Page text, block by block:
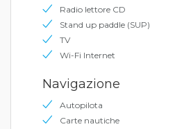
Radio lettore CD
Stand up paddle (SUP)
TV
Wi-Fi Internet
Navigazione
Autopilota
Carte nautiche